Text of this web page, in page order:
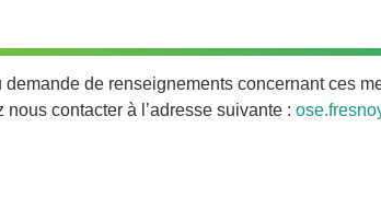
demande de renseignements concernant ces
contacter à l’adresse suivante :